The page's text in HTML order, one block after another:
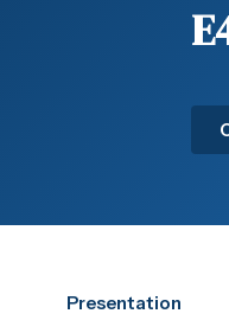
Presentation